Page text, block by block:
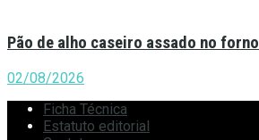
Pão de alho caseiro assado no forno
02/08/2026
Ficha Técnica
Estatuto editorial